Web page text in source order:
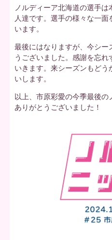
ノルディーア北海道の選手
人達です。選手の様々な一
います。
最後にはなりますが、今シー
うございました。感謝を忘
いきます。来シーズンもど
いします。
以上、市原彩愛の今季最後の
ありがとうございました！